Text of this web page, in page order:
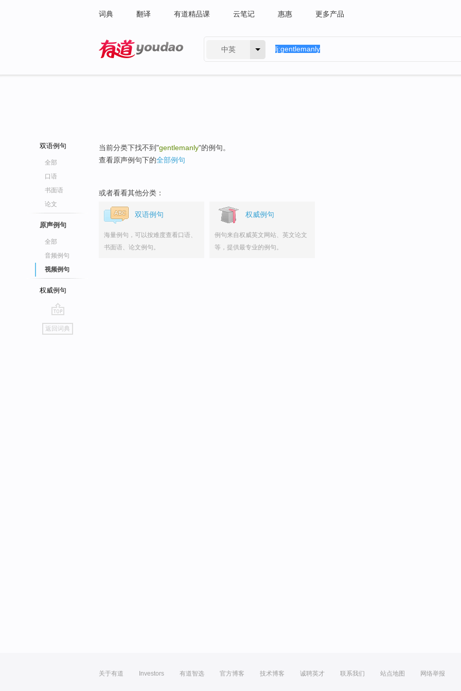
词典 翻译 有道精品课 云笔记 惠惠 更多产品
中英
双语例句
全部
口语
书面语
论文
原声例句
全部
音频例句
视频例句
权威例句
go
top
返回词典
当前分类下找不到"gentlemanly"的例句。
查看原声例句下的全部例句
或者看看其他分类：
双语例句
海量例句，可以按难度查看口语、
书面语、论文例句。
权威例句
例句来自权威英文网站、英文论文
等，提供最专业的例句。
关于有道 Investors 有道智选 官方博客 技术博客 诚聘英才 联系我们 站点地图 网络举报